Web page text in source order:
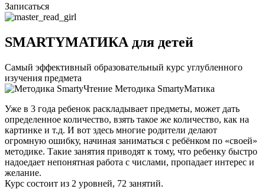
Записаться
SMARTYМАТИКА для детей
Самый эффективный образовательный курс углубленного
изучения предмета
Методика SmartyМатика
Уже в 3 года ребенок раскладывает предметы, может дать
определенное количество, взять такое же количество, как на
картинке и т.д. И вот здесь многие родители делают
огромную ошибку, начиная заниматься с ребёнком по «своей»
методике. Такие занятия приводят к тому, что ребенку быстро
надоедает непонятная работа с числами, пропадает интерес и
желание.
Курс состоит из 2 уровней, 72 занятий.